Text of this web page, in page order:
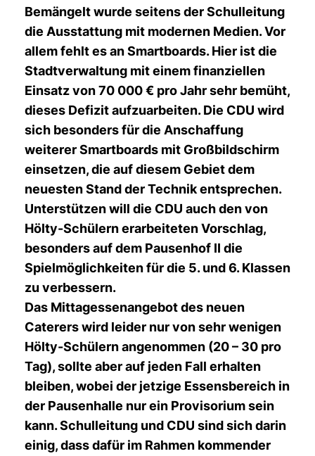
Bemängelt wurde seitens der Schulleitung
die Ausstattung mit modernen Medien. Vor
allem fehlt es an Smartboards. Hier ist die
Stadtverwaltung mit einem finanziellen
Einsatz von 70 000 € pro Jahr sehr bemüht,
dieses Defizit aufzuarbeiten. Die CDU wird
sich besonders für die Anschaffung
weiterer Smartboards mit Großbildschirm
einsetzen, die auf diesem Gebiet dem
neuesten Stand der Technik entsprechen.
Unterstützen will die CDU auch den von
Hölty-Schülern erarbeiteten Vorschlag,
besonders auf dem Pausenhof II die
Spielmöglichkeiten für die 5. und 6. Klassen
zu verbessern.
Das Mittagessenangebot des neuen
Caterers wird leider nur von sehr wenigen
Hölty-Schülern angenommen (20 – 30 pro
Tag), sollte aber auf jeden Fall erhalten
bleiben, wobei der jetzige Essensbereich in
der Pausenhalle nur ein Provisorium sein
kann. Schulleitung und CDU sind sich darin
einig, dass dafür im Rahmen kommender